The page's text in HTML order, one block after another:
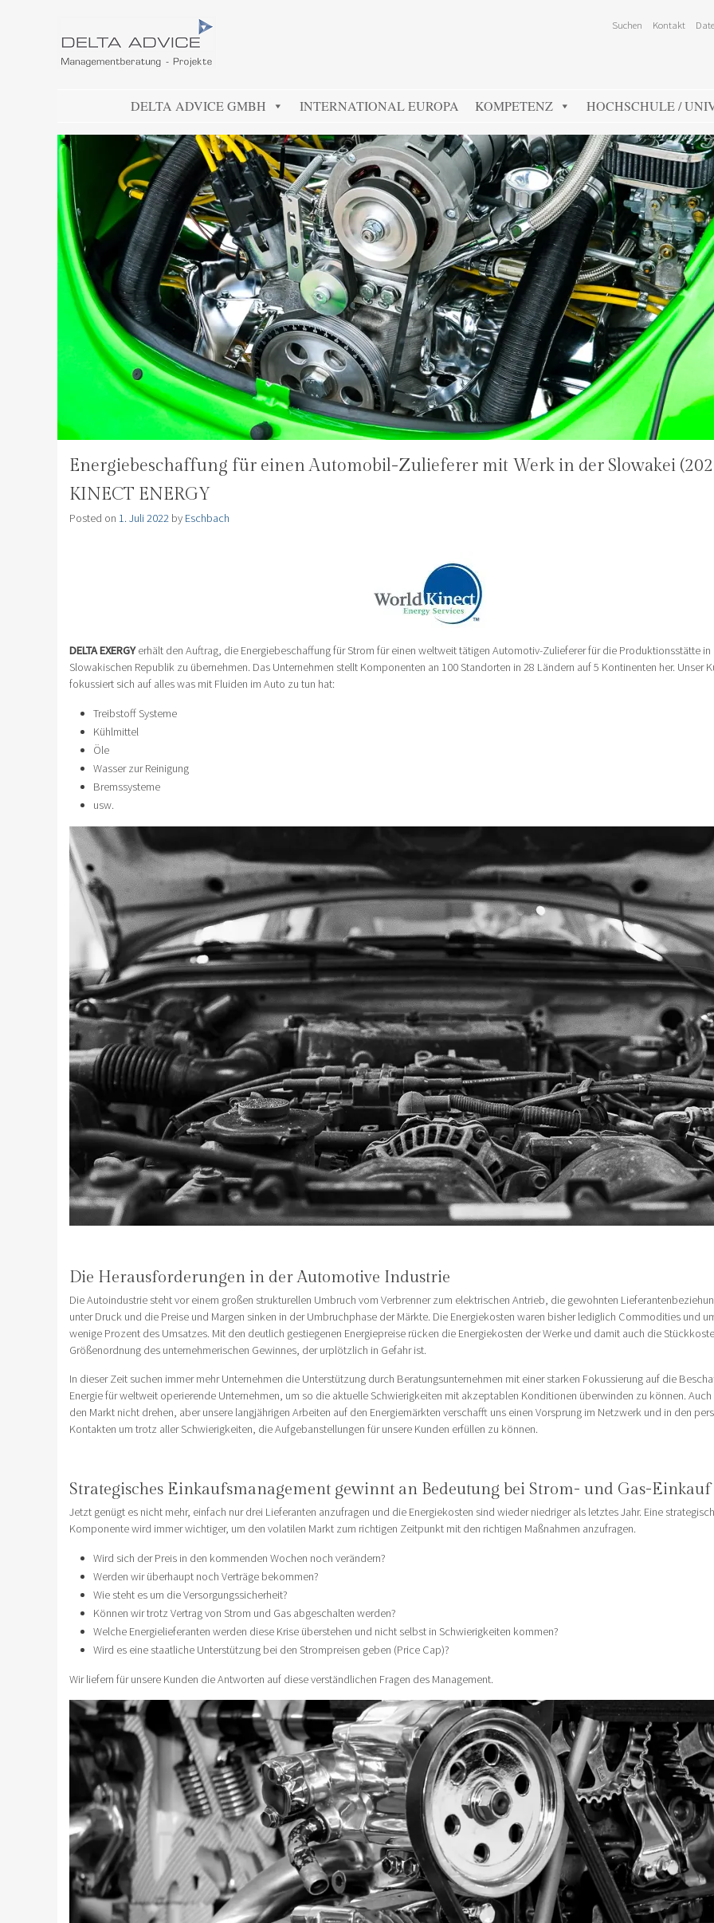
Suchen Kontakt
SKIP TO CONTENTDELTA ADVICE GMBH INTERNATIONAL EUROPA KOMPETENZ HOCHSCHULE /
Energiebeschaffung für einen Automobil-Zulieferer mit Werk in der Slowakei
KINECT ENERGY
Posted on 1. Juli 2022 by Eschbach
DELTA EXERGYerhält den Auftrag, die Energiebeschaffung für Strom für einen weltweit tätigen Automotiv-Zulieferer für die Produktionsstätte in
Slowakischen Republik zu übernehmen. Das Unternehmen stellt Komponenten an 100 Standorten in 28 Ländern auf 5 Kontinenten her. Unser
fokussiert sich auf alles was mit Fluiden im Auto zu tun hat:
Treibstoff Systeme
Kühlmittel
Öle
Wasser zur Reinigung
Bremssysteme
usw.
Die Herausforderungen in der Automotive Industrie
Die Autoindustrie steht vor einem großen strukturellen Umbruch vom Verbrenner zum elektrischen Antrieb, die gewohnten
unter Druck und die Preise und Margen sinken in der Umbruchphase der Märkte. Die Energiekosten waren bisher lediglich Commodities und
wenige Prozent des Umsatzes. Mit den deutlich gestiegenen Energiepreise rücken die Energiekosten der Werke und damit auch die
Größenordnung des unternehmerischen Gewinnes, der urplötzlich in Gefahr ist.
In dieser Zeit suchen immer mehr Unternehmen die Unterstützung durch Beratungsunternehmen mit einer starken Fokussierung auf die
Energie für weltweit operierende Unternehmen, um so die aktuelle Schwierigkeiten mit akzeptablen Konditionen überwinden zu können.
den Markt nicht drehen, aber unsere langjährigen Arbeiten auf den Energiemärkten verschafft uns einen Vorsprung im Netzwerk und in den
Kontakten um trotz aller Schwierigkeiten, die Aufgebanstellungen für unsere Kunden erfüllen zu können.
Strategisches Einkaufsmanagement gewinnt an Bedeutung bei Strom- und Gas-Einkauf
Jetzt genügt es nicht mehr, einfach nur drei Lieferanten anzufragen und die Energiekosten sind wieder niedriger als letztes Jahr. Eine
Komponente wird immer wichtiger, um den volatilen Markt zum richtigen Zeitpunkt mit den richtigen Maßnahmen anzufragen.
Wird sich der Preis in den kommenden Wochen noch verändern?
Werden wir überhaupt noch Verträge bekommen?
Wie steht es um die Versorgungssicherheit?
Können wir trotz Vertrag von Strom und Gas abgeschalten werden?
Welche Energielieferanten werden diese Krise überstehen und nicht selbst in Schwierigkeiten kommen?
Wird es eine staatliche Unterstützung bei den Strompreisen geben (Price Cap)?
Wir liefern für unsere Kunden die Antworten auf diese verständlichen Fragen des Management.